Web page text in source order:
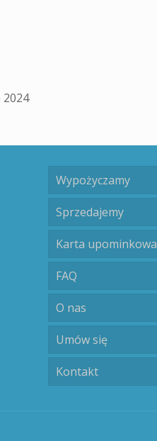
2024
Wypożyczamy
Sprzedajemy
Karta upominkowa
FAQ
O nas
Umów się
Kontakt